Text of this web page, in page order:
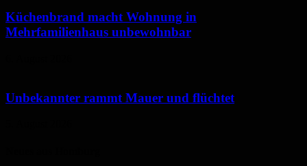
Küchenbrand macht Wohnung in
Mehrfamilienhaus unbewohnbar
Unbekannter rammt Mauer und flüchtet